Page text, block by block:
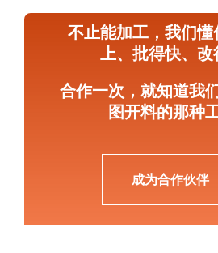
不止能加工，我们
上、批得快、改
合作一次，就知道我
图开料的那种工
成为合作伙伴